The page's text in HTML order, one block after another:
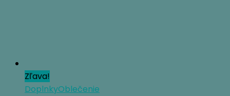
Zľava!
DoplnkyOblečenie